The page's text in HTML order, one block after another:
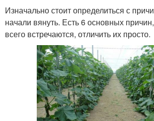
Изначально стоит определиться с
начали вянуть. Есть 6 основных
всего встречаются, отличить их просто.